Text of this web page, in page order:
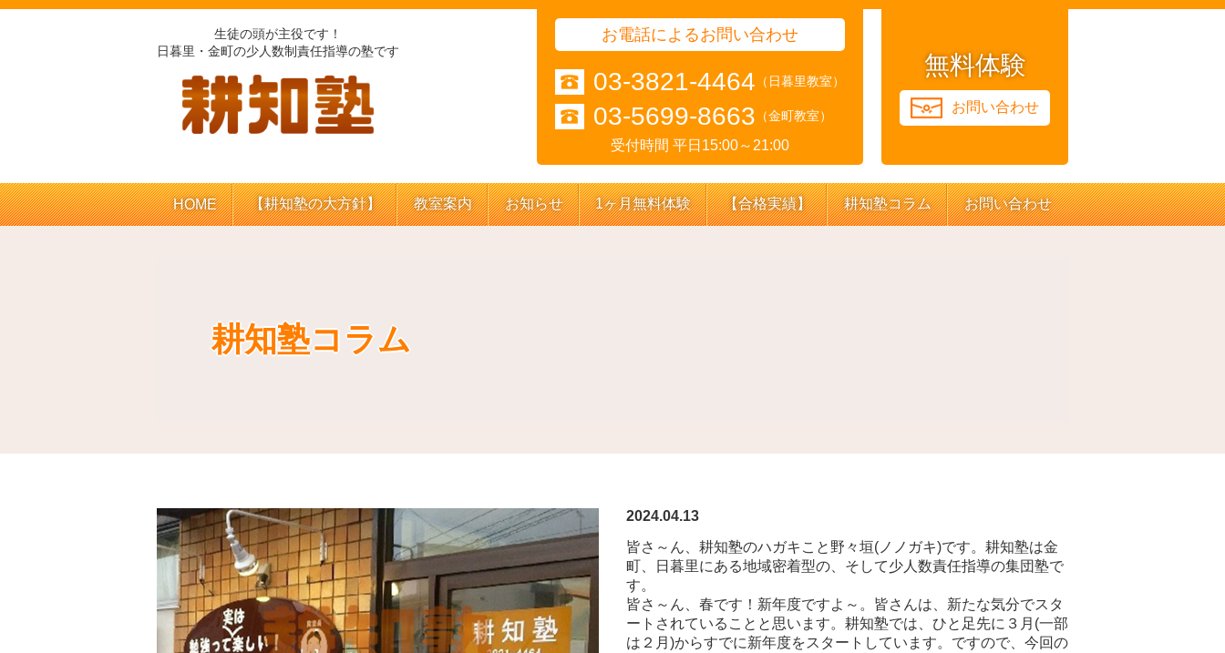
生徒の頭が主役です！
日暮里・金町の少人数制責任指導の塾です
お電話によるお問い合わせ
03-3821-4464 （日暮里教室）
03-5699-8663 （金町教室）
受付時間 平日15:00～21:00
無料体験
お問い合わせ
HOME 【耕知塾の大方針】 教室案内 お知らせ 1ヶ月無料体験 【合格実績】 耕知塾コラム お問い合わせ
耕知塾コラム
2024.04.13
皆さ～ん、耕知塾のハガキこと野々垣(ノノガキ)です。耕知塾は金
町、日暮里にある地域密着型の、そして少人数責任指導の集団塾で
す。
皆さ～ん、春です！新年度ですよ～。皆さんは、新たな気分でスタ
ートされていることと思います。耕知塾では、ひと足先に３月(一部
は２月)からすでに新年度をスタートしています。ですので、今回の